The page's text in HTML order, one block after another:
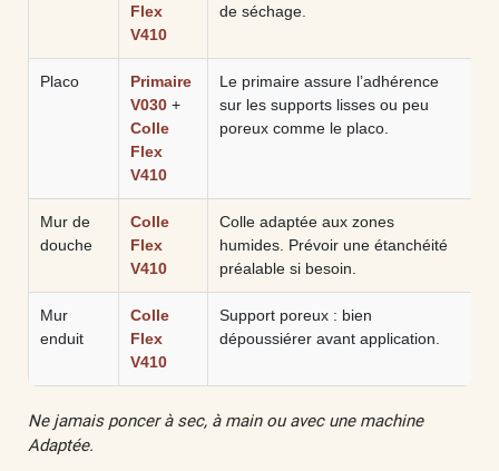
Flex
V410
de séchage.
Placo
Primaire
V030 +
Colle
Flex
V410
Le primaire assure l’adhérence
sur les supports lisses ou peu
poreux comme le placo.
Mur de
douche
Colle
Flex
V410
Colle adaptée aux zones
humides. Prévoir une étanchéité
préalable si besoin.
Mur
enduit
Colle
Flex
V410
Support poreux : bien
dépoussiérer avant application.
Ne jamais poncer à sec, à main ou avec une machine
Adaptée.